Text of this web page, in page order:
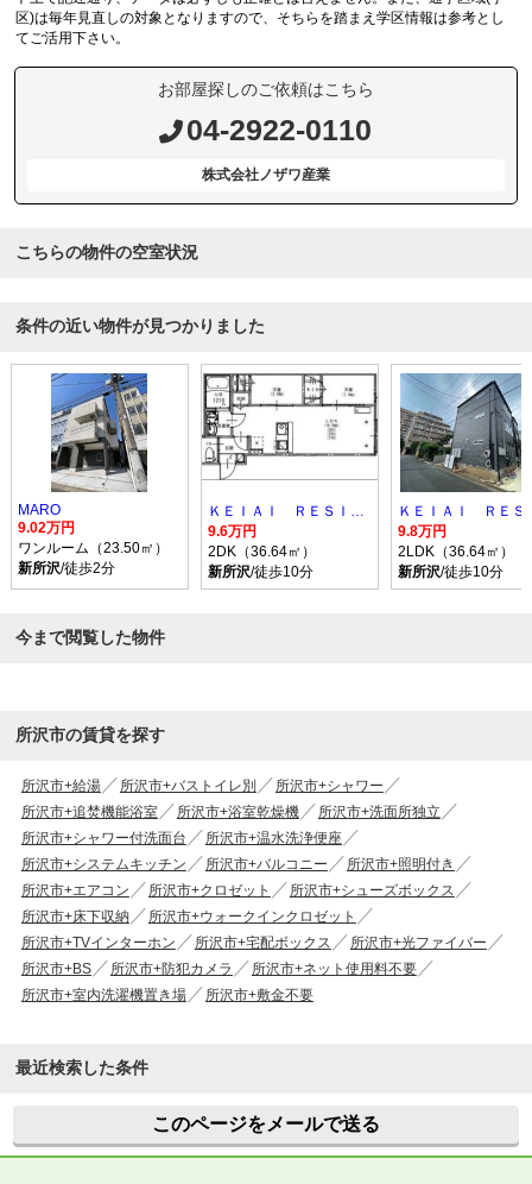
区)は毎年見直しの対象となりますので、そちらを踏まえ学区情報は参考とし
てご活用下さい。
お部屋探しのご依頼はこちら
04-2922-0110
株式会社ノザワ産業
こちらの物件の空室状況
条件の近い物件が見つかりました
MARO
9.02万円
ワンルーム（23.50㎡）
新所沢/徒歩2分
ＫＥＩＡＩ ＲＥＳＩＤＥＮＣＥ 新所沢
9.6万円
2DK（36.64㎡）
新所沢/徒歩10分
9.8万円
2LDK（36.64㎡）
新所沢/徒歩10分
今まで閲覧した物件
所沢市の賃貸を探す
所沢市+給湯 所沢市+バストイレ別
所沢市+シャワー
所沢市+追焚機能浴室
所沢市+浴室乾燥機
所沢市+洗面所独立
所沢市+シャワー付洗面台
所沢市+温水洗浄便座
所沢市+システムキッチン
所沢市+バルコニー
所沢市+照明付き
所沢市+エアコン
所沢市+クロゼット
所沢市+シューズボックス
所沢市+床下収納
所沢市+ウォークインクロゼット
所沢市+TVインターホン
所沢市+宅配ボックス
所沢市+光ファイバー
所沢市+BS
所沢市+防犯カメラ
所沢市+ネット使用料不要
所沢市+室内洗濯機置き場
所沢市+敷金不要
最近検索した条件
このページをメールで送る